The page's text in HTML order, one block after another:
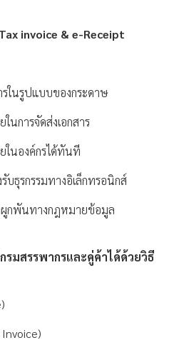
invoice & e-Receipt
ในรูปแบบของกระดาษ
นการจัดส่งเอกสาร
ในองค์กรได้ทันที
บธุรกรรมทางอิเล็กทรอนิกส์
กพันทางกฎหมายข้อมูล
รมสรรพากรและคู่ค้าได้ด้วยวิธี